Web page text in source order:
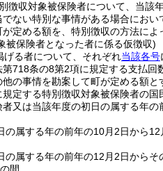
徴収対象被保険者について、当該
ない特別な事情がある場合におい
定める額を、特別徴収の方法によ
被保険者となった者に係る仮徴収)
げる者について、それぞれ当該各号
718条の8第2項に規定する支払回
の事情を勘案して町が定める額と
規定する特別徴収対象被保険者の国
者又は当該年度の初日の属する年
の属する年の前年の10月2日から
の属する年の前年の12月2日から